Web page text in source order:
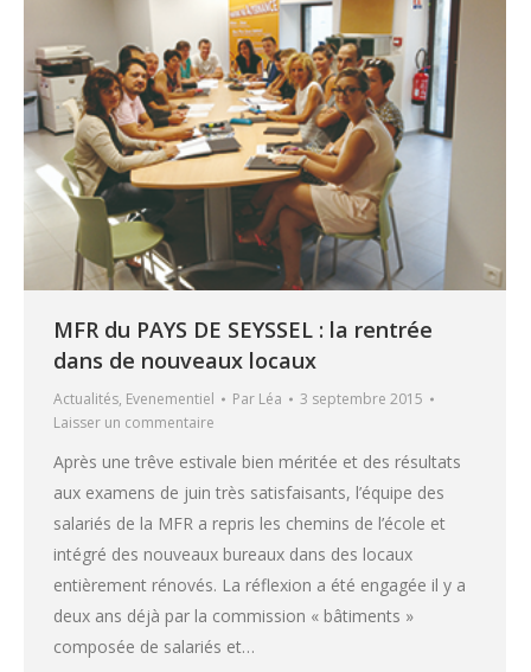
MFR du PAYS DE SEYSSEL : la rentrée
dans de nouveaux locaux
Actualités, Evenementiel Par Léa
3 septembre 2015
Laisser un commentaire
Après une trêve estivale bien méritée et des résultats
aux examens de juin très satisfaisants, l’équipe des
salariés de la MFR a repris les chemins de l’école et
intégré des nouveaux bureaux dans des locaux
entièrement rénovés. La réflexion a été engagée il y a
deux ans déjà par la commission « bâtiments »
composée de salariés et…